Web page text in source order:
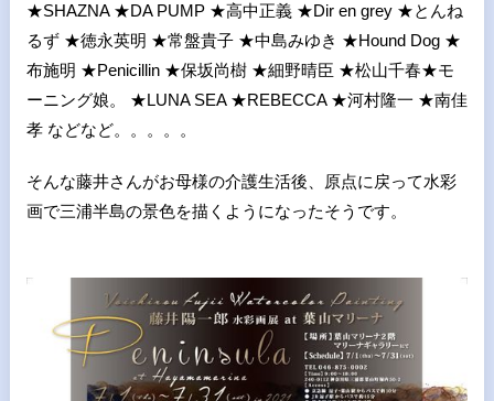
★SHAZNA ★DA PUMP ★高中正義 ★Dir en grey ★とんね
るず ★徳永英明 ★常盤貴子 ★中島みゆき ★Hound Dog ★
布施明 ★Penicillin ★保坂尚樹 ★細野晴臣 ★松山千春★モ
ーニング娘。 ★LUNA SEA ★REBECCA ★河村隆一 ★南佳
孝 などなど。。。。。
そんな藤井さんがお母様の介護生活後、原点に戻って水彩
画で三浦半島の景色を描くようになったそうです。